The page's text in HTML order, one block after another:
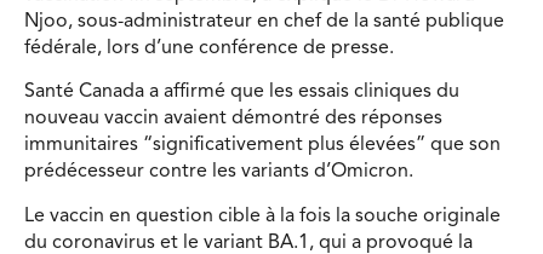
Njoo, sous-administrateur en chef de la santé publique
fédérale, lors d’une conférence de presse.
Santé Canada a affirmé que les essais cliniques du
nouveau vaccin avaient démontré des réponses
immunitaires “significativement plus élevées” que son
prédécesseur contre les variants d’Omicron.
Le vaccin en question cible à la fois la souche originale
du coronavirus et le variant BA.1, qui a provoqué la